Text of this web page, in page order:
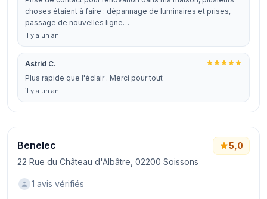
choses étaient à faire : dépannage de luminaires et prises,
passage de nouvelles ligne…
il y a un an
Astrid C.
Plus rapide que l'éclair . Merci pour tout
il y a un an
Benelec
22 Rue du Château d'Albâtre, 02200 Soissons
5,0
1 avis vérifiés